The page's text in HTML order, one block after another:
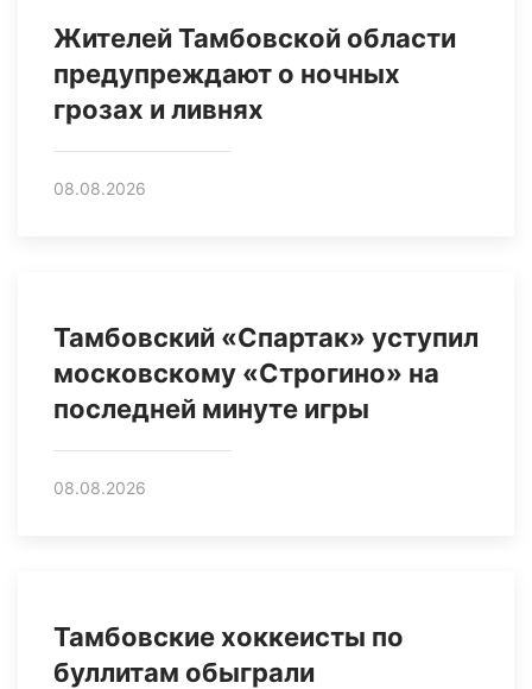
Жителей Тамбовской области
предупреждают о ночных
грозах и ливнях
08.08.2026
Тамбовский «Спартак» уступил
московскому «Строгино» на
последней минуте игры
08.08.2026
Тамбовские хоккеисты по
буллитам обыграли